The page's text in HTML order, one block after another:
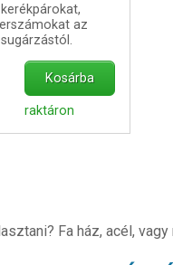
az
Kosárba
raktáron
Fa ház, acél,